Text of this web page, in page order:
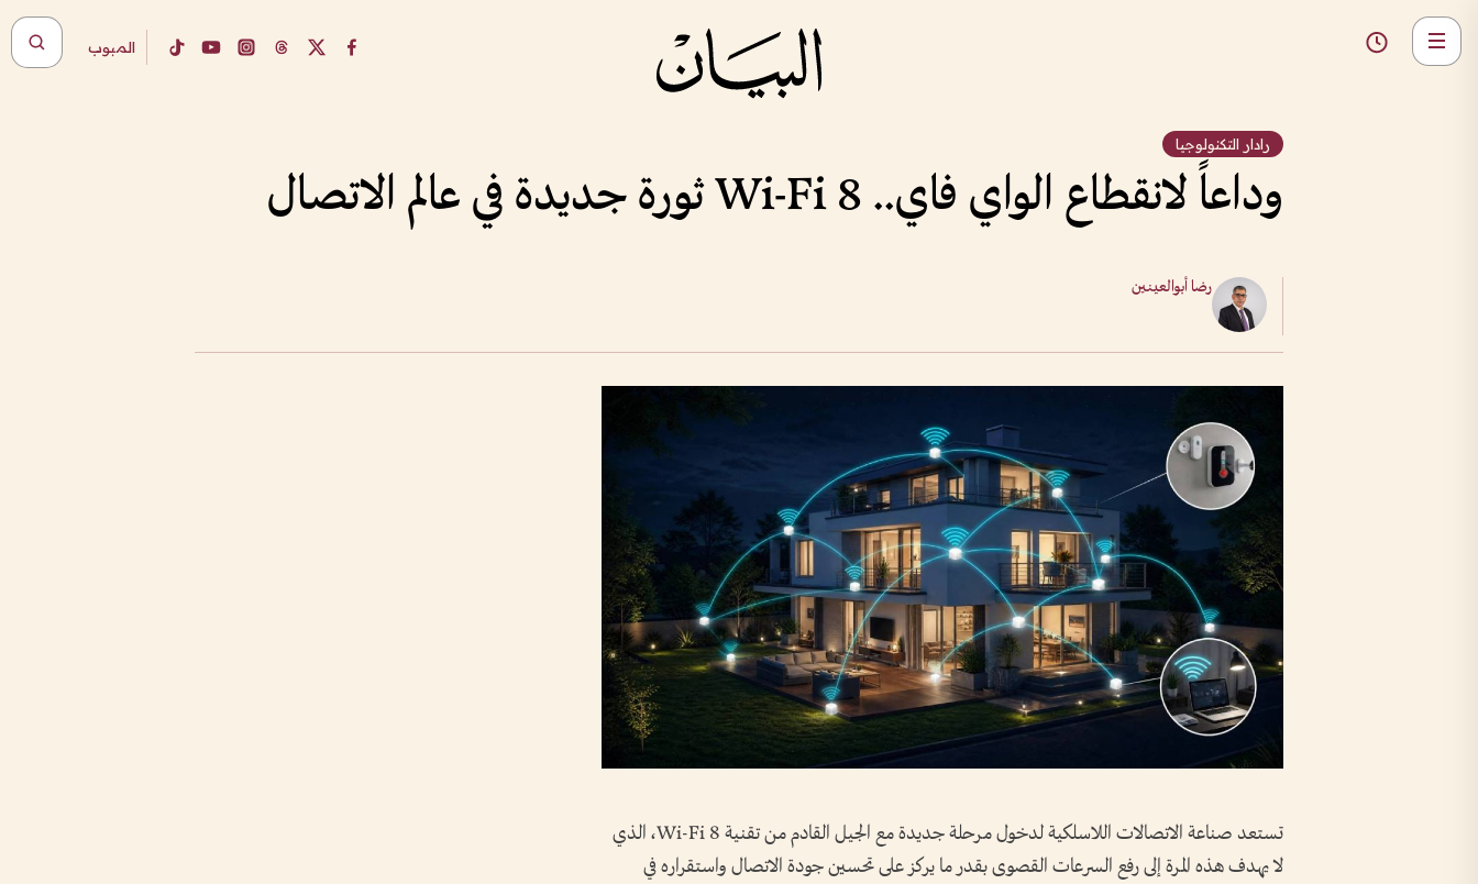
المبوب
رادار التكنولوجيا
وداعاً لانقطاع الواي فاي.. Wi-Fi 8 ثورة جديدة في عالم الاتصال
رضا أبوالعينين
تستعد صناعة الاتصالات اللاسلكية لدخول مرحلة جديدة مع الجيل القادم من تقنية Wi-Fi 8، الذي
لا يهدف هذه المرة إلى رفع السرعات القصوى بقدر ما يركز على تحسين جودة الاتصال واستقراره في